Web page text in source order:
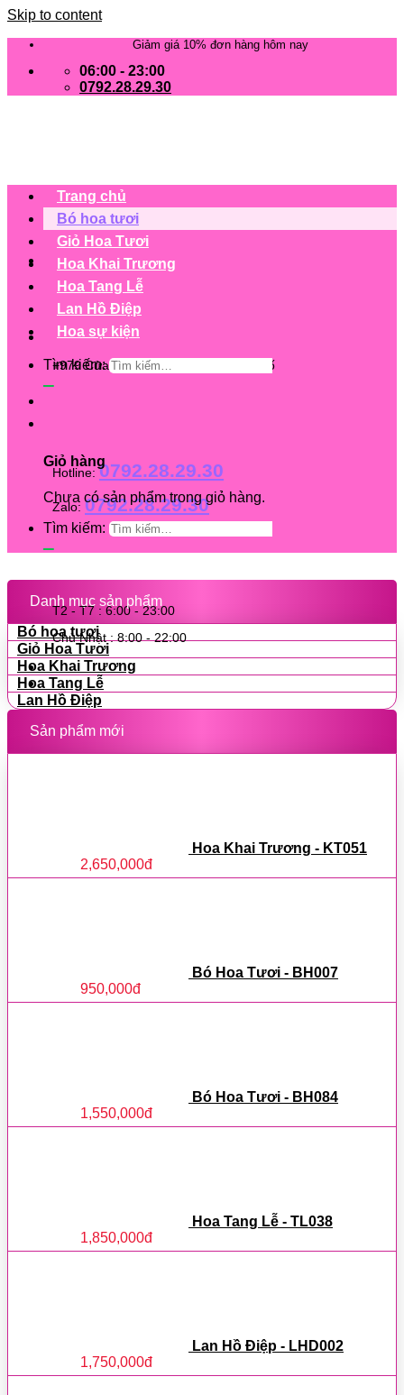
Skip to content
Giảm giá 10% đơn hàng hôm nay
06:00 - 23:00
0792.28.29.30
+979 Cửa hàng trên 63 tỉnh/ thành phố
Hotline:0792.28.29.30
Zalo: 0792.28.29.30
T2 - T7 : 6:00 - 23:00
Chủ Nhật : 8:00 - 22:00
Trang chủ
Bó hoa tươi
Giỏ Hoa Tươi
Hoa Khai Trương
Hoa Tang Lễ
Lan Hồ Điệp
Hoa sự kiện
Tìm kiếm:
Giỏ hàng
Chưa có sản phẩm trong giỏ hàng.
Tìm kiếm:
Danh mục sản phẩm
Bó hoa tươi
Giỏ Hoa Tươi
Hoa Khai Trương
Hoa Tang Lễ
Lan Hồ Điệp
Sản phẩm mới
Hoa Khai Trương - KT051
2,650,000đ
Bó Hoa Tươi - BH007
950,000đ
Bó Hoa Tươi - BH084
1,550,000đ
Hoa Tang Lễ - TL038
1,850,000đ
Lan Hồ Điệp - LHD002
1,750,000đ